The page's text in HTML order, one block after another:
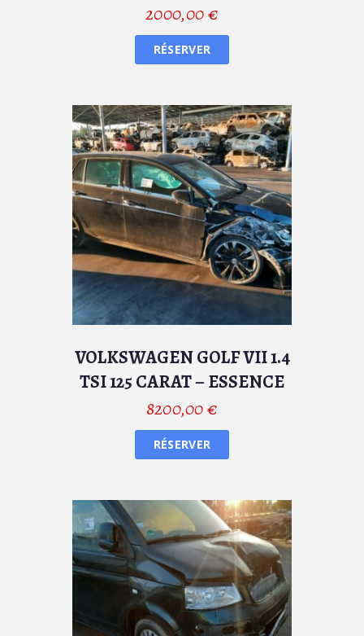
2000,00€
RÉSERVER
VOLKSWAGEN GOLF VII 1.4
TSI 125 CARAT – ESSENCE
8200,00€
RÉSERVER